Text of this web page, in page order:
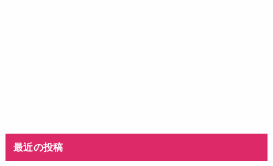
最近の投稿